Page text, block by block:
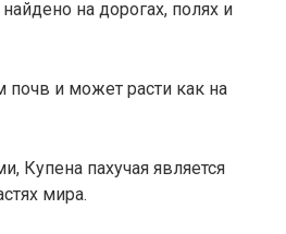
на дорогах, полях и
почв и может расти как на
Купена пахучая является
мира.